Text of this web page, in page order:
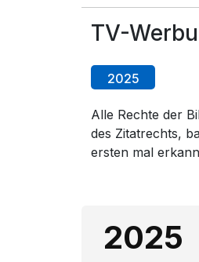
TV-
2025
Alle Rechte der
des Zitatrechts,
ersten mal
2025